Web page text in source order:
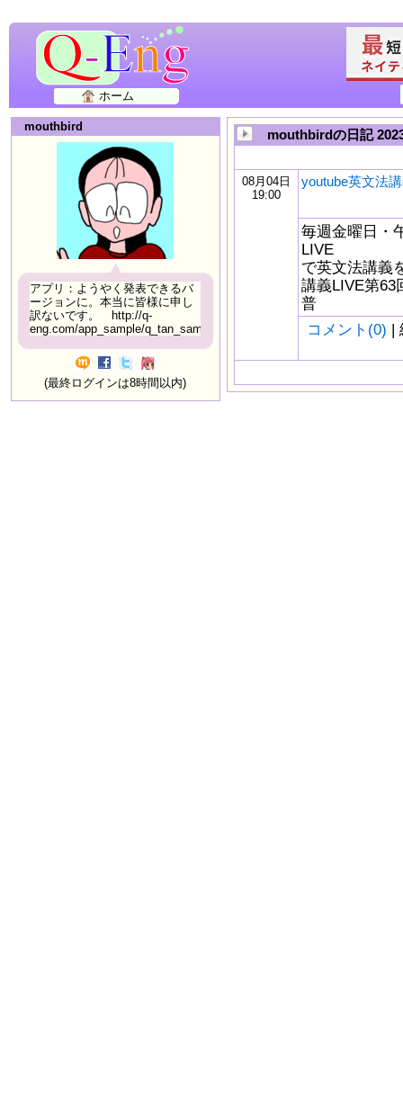
ホーム
mouthbird
アプリ：ようやく発表できるバ
ージョンに。本当に皆様に申し
訳ないです。 http://q-
eng.com/app_sample/q_tan_sample06.html
(最終ログインは8時間以内)
mouthbirdの日記
08月04日
19:00
youtube英文法
毎週金曜日・
LIVE
で英文法講義
講義LIVE第63
普
コメント(0) |